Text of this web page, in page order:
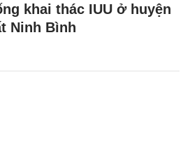
khai thác IUU ở huyện
Ninh Bình